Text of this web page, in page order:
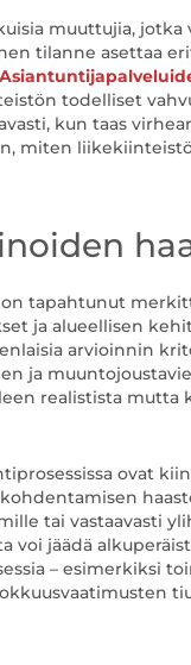
muuttujia,
tilanne asettaa
todelliset
kun taas
miten
tapahtunut
ja alueellisen
arvioinnin
ja
realistista
ovat
tai vastaavasti
voi jäädä
– esimerkiksi